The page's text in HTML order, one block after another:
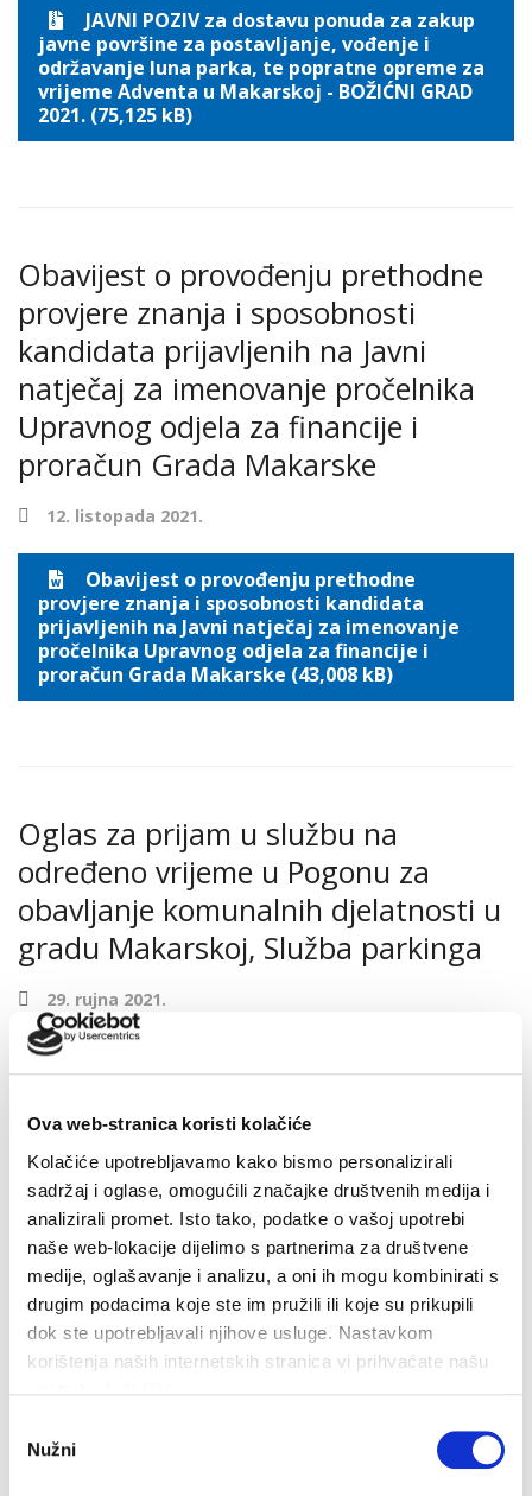
Ova web-stranica koristi kolačiće
Kolačiće upotrebljavamo kako bismo personalizirali
sadržaj i oglase, omogućili značajke društvenih medija i
analizirali promet. Isto tako, podatke o vašoj upotrebi
naše web-lokacije dijelimo s partnerima za društvene
medije, oglašavanje i analizu, a oni ih mogu kombinirati s
drugim podacima koje ste im pružili ili koje su prikupili
dok ste upotrebljavali njihove usluge. Nastavkom
korištenja naših internetskih stranica vi prihvaćate našu
pristanka
Nužni
JAVNI POZIV za dostavu ponuda za zakup
javne površine za postavljanje, vođenje i
održavanje luna parka, te popratne opreme za
vrijeme Adventa u Makarskoj - BOŽIĆNI GRAD
2021. (75,125 kB)
Obavijest o provođenju prethodne
provjere znanja i sposobnosti
kandidata prijavljenih na Javni
natječaj za imenovanje pročelnika
Upravnog odjela za financije i
proračun Grada Makarske
12. listopada 2021.
Obavijest o provođenju prethodne
provjere znanja i sposobnosti kandidata
prijavljenih na Javni natječaj za imenovanje
pročelnika Upravnog odjela za financije i
proračun Grada Makarske (43,008 kB)
Oglas za prijam u službu na
određeno vrijeme u Pogonu za
obavljanje komunalnih djelatnosti u
gradu Makarskoj, Služba parkinga
29. rujna 2021.
djelatnosti u gradu Makarskoj, Služba
parkinga, na radnom mjestu: - DJELATNIK/ICA
NA PARKINGU KONTROLOR SEZONSKI – 3
izvršitelj/ica na određeno vrijeme u trajanju 4
mjeseca (252,445 kB)
Javni poziv za prijavu kandidata na
volonterima